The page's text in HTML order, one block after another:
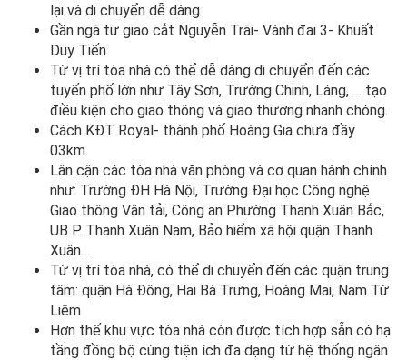
lại và di chuyển dễ dàng.
Gần ngã tư giao cắt Nguyễn Trãi- Vành đai 3- Khuất
Duy Tiến
Từ vị trí tòa nhà có thể dễ dàng di chuyển đến các
tuyến phố lớn như Tây Sơn, Trường Chinh, Láng, … tạo
điều kiện cho giao thông và giao thương nhanh chóng.
Cách KĐT Royal- thành phố Hoàng Gia chưa đầy
03km.
Lân cận các tòa nhà văn phòng và cơ quan hành chính
như: Trường ĐH Hà Nội, Trường Đại học Công nghệ
Giao thông Vận tải, Công an Phường Thanh Xuân Bắc,
UB P. Thanh Xuân Nam, Bảo hiểm xã hội quận Thanh
Xuân…
Từ vị trí tòa nhà, có thể di chuyển đến các quận trung
tâm: quận Hà Đông, Hai Bà Trưng, Hoàng Mai, Nam Từ
Liêm
Hơn thế khu vực tòa nhà còn được tích hợp sẵn có hạ
tầng đồng bộ cùng tiện ích đa dạng từ hệ thống ngân